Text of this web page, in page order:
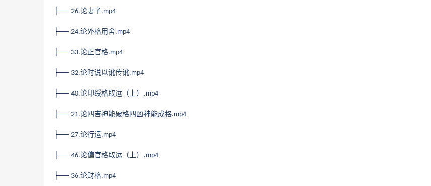
├── 26.论妻子.mp4
├── 24.论外格用舍.mp4
├── 33.论正官格.mp4
├── 32.论时说以讹传讹.mp4
├── 40.论印绶格取运（上） .mp4
├── 21.论四吉神能破格四凶神能成格.mp4
├── 27.论行运.mp4
├── 46.论偏官格取运（上） .mp4
├── 36.论财格.mp4